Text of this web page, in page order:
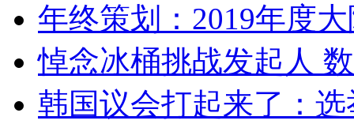
年终策划：2019年度
悼念冰桶挑战发起人
韩国议会打起来了：